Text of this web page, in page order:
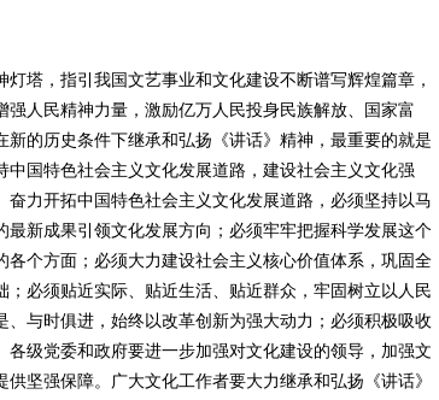
，指引我国文艺事业和文化建设不断谱写辉煌篇章，
人民精神力量，激励亿万人民投身民族解放、国家富
的历史条件下继承和弘扬《讲话》精神，最重要的就是
国特色社会主义文化发展道路，建设社会主义文化强
力开拓中国特色社会主义文化发展道路，必须坚持以马
新成果引领文化发展方向；必须牢牢把握科学发展这个
个方面；必须大力建设社会主义核心价值体系，巩固全
必须贴近实际、贴近生活、贴近群众，牢固树立以人民
与时俱进，始终以改革创新为强大动力；必须积极吸收
级党委和政府要进一步加强对文化建设的领导，加强文
坚强保障。广大文化工作者要大力继承和弘扬《讲话》